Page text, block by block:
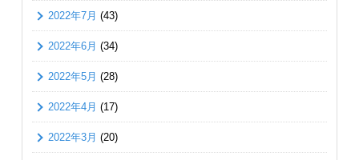
2022年7月 (43)
2022年6月 (34)
2022年5月 (28)
2022年4月 (17)
2022年3月 (20)